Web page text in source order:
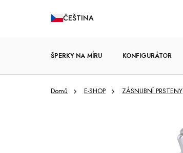
ČEŠTINA
ŠPERKY NA MÍRU KONFIGURÁTOR
ZÁSNUBNÍ PRSTENY
Domů E-SHOP ZÁSNUBNÍ PRSTENY